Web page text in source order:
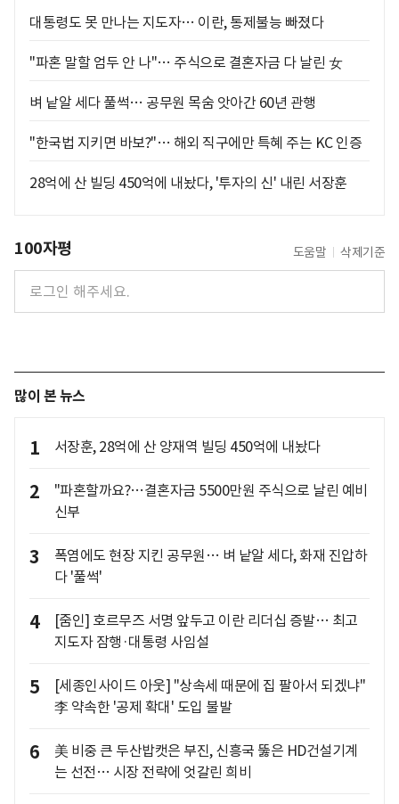
대통령도 못 만나는 지도자… 이란, 통제불능 빠졌다
"파혼 말할 엄두 안 나"… 주식으로 결혼자금 다 날린 女
벼 낱알 세다 풀썩… 공무원 목숨 앗아간 60년 관행
"한국법 지키면 바보?"… 해외 직구에만 특혜 주는 KC 인증
28억에 산 빌딩 450억에 내놨다, '투자의 신' 내린 서장훈
100자평 도움말 삭제기준
많이 본 뉴스
1 서장훈, 28억에 산 양재역 빌딩 450억에 내놨다
2
"파혼할까요?…결혼자금 5500만원 주식으로 날린 예비
신부
3
폭염에도 현장 지킨 공무원… 벼 낱알 세다, 화재 진압하
다 '풀썩'
4
[줌인] 호르무즈 서명 앞두고 이란 리더십 증발… 최고
지도자 잠행·대통령 사임설
5
[세종인사이드 아웃] "상속세 때문에 집 팔아서 되겠냐"
李 약속한 '공제 확대' 도입 불발
6
美 비중 큰 두산밥캣은 부진, 신흥국 뚫은 HD건설기계
는 선전… 시장 전략에 엇갈린 희비